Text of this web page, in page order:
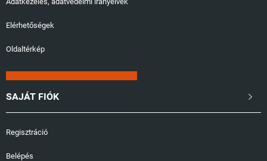
Elérhetőségek
Oldaltérkép
SAJÁT FIÓK 
Regisztráció
Belépés